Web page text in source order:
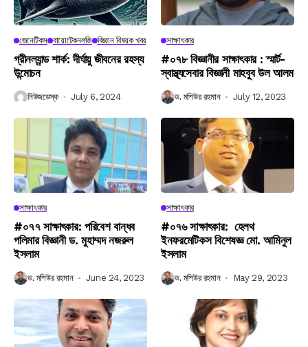
জেনেটিকস বায়োটেকনলজি বিজ্ঞান বিষয়ক খবর
গ্রীনল্যান্ড শার্ক: দীর্ঘায়ু জীবনের রহস্য
উন্মোচন
নিউজডেস্ক July 6, 2024
সাক্ষাৎকার
#০৭৮ বিজ্ঞানীর সাক্ষাৎকার : স্মার্ট-
স্বাস্থ্যসেবার বিজ্ঞানী মাহবুব উল আলম
ড. মশিউর রহমান July 12, 2023
সাক্ষাৎকার
#০৭৭ সাক্ষাৎকার: পরিবেশ বান্ধব
পলিমার বিজ্ঞানী ড. মুহাম্মদ নজরুল
ইসলাম
ড. মশিউর রহমান June 24, 2023
সাক্ষাৎকার
#০৭৬ সাক্ষাৎকার: হেলথ
ইনফরমেটিকস বিশেষজ্ঞ মো. আমিনুল
ইসলাম
ড. মশিউর রহমান May 29, 2023